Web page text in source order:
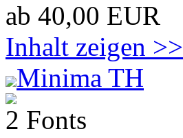
ab 40,00 EUR
Inhalt zeigen >>
Minima TH
2 Fonts